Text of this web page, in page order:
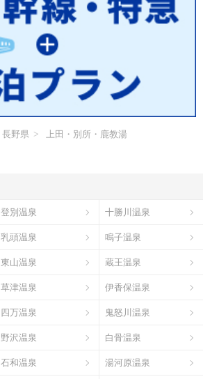
長野県
上田・別所・鹿教湯
登別温泉 十勝川温泉
乳頭温泉 鳴子温泉
東山温泉 蔵王温泉
草津温泉 伊香保温泉
四万温泉 鬼怒川温泉
野沢温泉 白骨温泉
石和温泉 湯河原温泉